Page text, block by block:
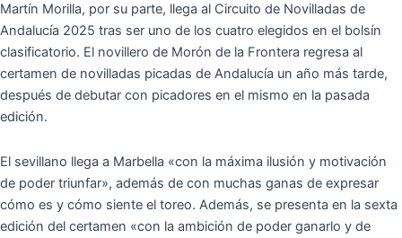
Martín Morilla, por su parte, llega al Circuito de Novilladas de
Andalucía 2025 tras ser uno de los cuatro elegidos en el bolsín
clasificatorio. El novillero de Morón de la Frontera regresa al
certamen de novilladas picadas de Andalucía un año más tarde,
después de debutar con picadores en el mismo en la pasada
edición.
El sevillano llega a Marbella «con la máxima ilusión y motivación
de poder triunfar», además de con muchas ganas de expresar
cómo es y cómo siente el toreo. Además, se presenta en la sexta
edición del certamen «con la ambición de poder ganarlo y de